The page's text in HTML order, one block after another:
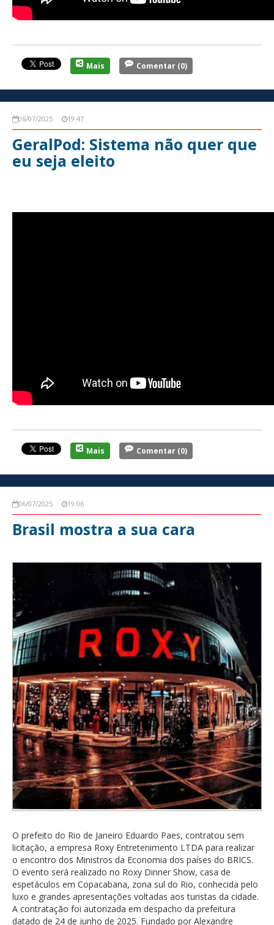
Mais Comentar (0)
06/07/2025 19:47
GeralPod: Sistema não quer que
eu seja eleito
Mais Comentar (0)
06/07/2025 19:06
Brasil mostra a sua cara
O prefeito do Rio de Janeiro Eduardo Paes, contratou sem
licitação, a empresa Roxy Entretenimento LTDA para realizar
o encontro dos Ministros da Economia dos países do BRICS.
O evento será realizado no Roxy Dinner Show, casa de
espetáculos em Copacabana, zona sul do Rio, conhecida pelo
luxo e grandes apresentações voltadas aos turistas da cidade.
A contratação foi autorizada em despacho da prefeitura
datado de 24 de junho de 2025. Fundado por Alexandre